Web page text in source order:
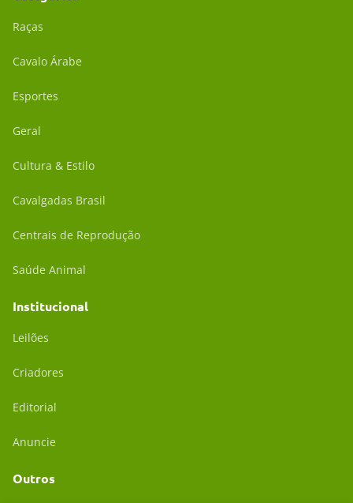
Raças
Cavalo Árabe
Esportes
Geral
Cultura & Estilo
Cavalgadas Brasil
Centrais de Reprodução
Saúde Animal
Institucional
Leilões
Criadores
Editorial
Anuncie
Outros